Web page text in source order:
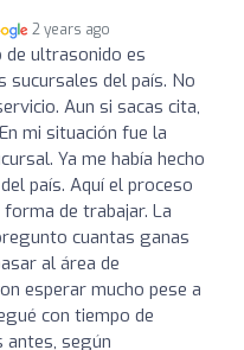
2 years ago
de ultrasonido es
sucursales del país. No
Aun si sacas cita,
mi situación fue la
Ya me había hecho
país. Aquí el proceso
de trabajar. La
cuantas ganas
al área de
esperar mucho pese a
con tiempo de
antes, según